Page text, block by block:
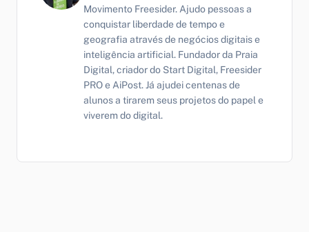
Movimento Freesider. Ajudo pessoas a
conquistar liberdade de tempo e
geografia através de negócios digitais e
inteligência artificial. Fundador da Praia
Digital, criador do Start Digital, Freesider
PRO e AiPost. Já ajudei centenas de
alunos a tirarem seus projetos do papel e
viverem do digital.